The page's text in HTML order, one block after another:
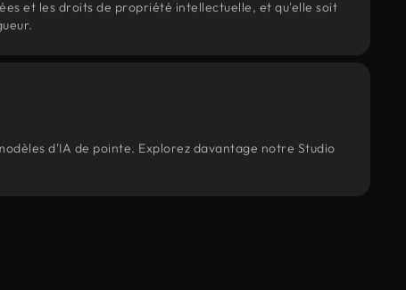
et les droits de propriété intellectuelle, et qu'elle soit
d'IA de pointe. Explorez davantage notre Studio